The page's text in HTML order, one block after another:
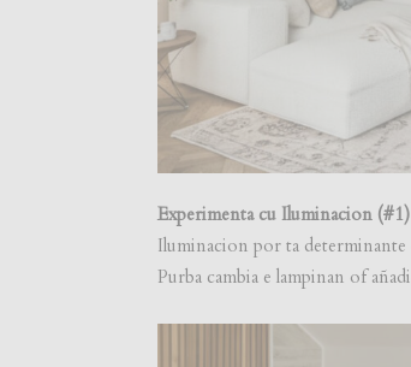
Experimenta cu Iluminacion (#1)
Iluminacion por ta
Purba cambia e lampinan of